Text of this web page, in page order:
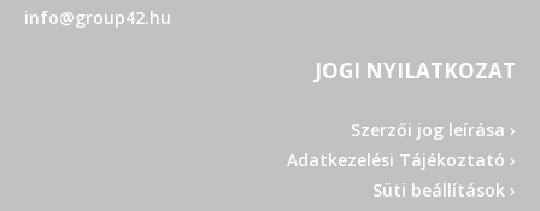
info@group42.hu
JOGI NYILATKOZAT
Szerzői jog leírása ›
Adatkezelési Tájékoztató ›
Süti beállítások ›